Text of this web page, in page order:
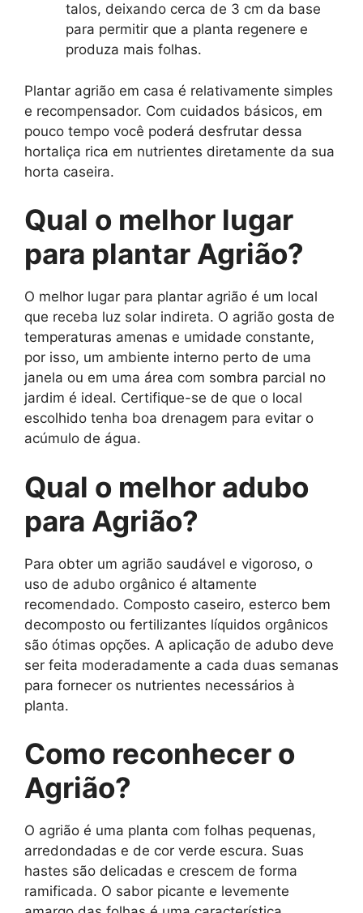
talos, deixando cerca de 3 cm da base
para permitir que a planta regenere e
produza mais folhas.
Plantar agrião em casa é relativamente simples
e recompensador. Com cuidados básicos, em
pouco tempo você poderá desfrutar dessa
hortaliça rica em nutrientes diretamente da sua
horta caseira.
Qual o melhor lugar
para plantar Agrião?
O melhor lugar para plantar agrião é um local
que receba luz solar indireta. O agrião gosta de
temperaturas amenas e umidade constante,
por isso, um ambiente interno perto de uma
janela ou em uma área com sombra parcial no
jardim é ideal. Certifique-se de que o local
escolhido tenha boa drenagem para evitar o
acúmulo de água.
Qual o melhor adubo
para Agrião?
Para obter um agrião saudável e vigoroso, o
uso de adubo orgânico é altamente
recomendado. Composto caseiro, esterco bem
decomposto ou fertilizantes líquidos orgânicos
são ótimas opções. A aplicação de adubo deve
ser feita moderadamente a cada duas semanas
para fornecer os nutrientes necessários à
planta.
Como reconhecer o
Agrião?
O agrião é uma planta com folhas pequenas,
arredondadas e de cor verde escura. Suas
hastes são delicadas e crescem de forma
ramificada. O sabor picante e levemente